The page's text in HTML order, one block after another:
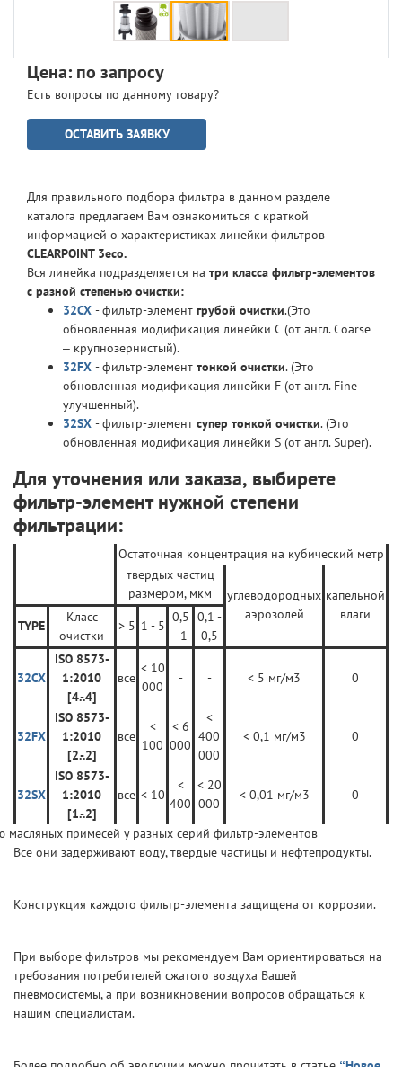
Цена: по запросу
Есть вопросы по данному товару?
ОСТАВИТЬ ЗАЯВКУ
Для правильного подбора фильтра в данном разделе
каталога предлагаем Вам ознакомиться с краткой
информацией о характеристиках линейки фильтров
CLEARPOINT 3eco.
Вся линейка подразделяется на три класса фильтр-элементов
с разной степенью очистки:
32CX - фильтр-элемент грубой очистки.(Это
обновленная модификация линейки C (от англ. Coarse
– крупнозернистый).
32FX - фильтр-элемент тонкой очистки. (Это
обновленная модификация линейки F (от англ. Fine –
улучшенный).
32SX - фильтр-элемент супер тонкой очистки. (Это
обновленная модификация линейки S (от англ. Super).
Для уточнения или заказа, выбирете
фильтр-элемент нужной степени
фильтрации:
Остаточная концентрация на кубический метр
твердых частиц
размером, мкм
углеводородных
аэрозолей
капельной
влаги
TYPE
Класс
очистки
> 5 1 - 5
0,5
- 1
0,1 -
0,5
32CX
ISO 8573-
1:2010
[4.-.4]
все
< 10
000
- - < 5 мг/м3 0
32FX
ISO 8573-
1:2010
[2.-.2]
все
<
100
< 6
000
<
400
000
< 0,1 мг/м3 0
32SX
ISO 8573-
1:2010
[1.-.2]
все < 10
<
400
< 20
000
< 0,01 мг/м3 0
Все они задерживают воду, твердые частицы и нефтепродукты.
Конструкция каждого фильтр-элемента защищена от коррозии.
При выборе фильтров мы рекомендуем Вам ориентироваться на
требования потребителей сжатого воздуха Вашей
пневмосистемы, а при возникновении вопросов обращаться к
нашим специалистам.